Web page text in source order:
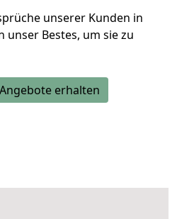
unserer Kunden in
unser Bestes, um sie zu
erhalten